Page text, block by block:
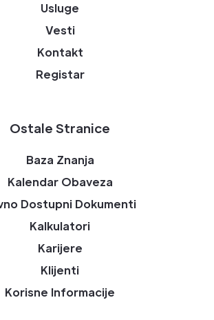
Usluge
Vesti
Kontakt
Registar
Ostale Stranice
Baza Znanja
Kalendar Obaveza
Dostupni Dokumenti
Kalkulatori
Karijere
Klijenti
Korisne Informacije